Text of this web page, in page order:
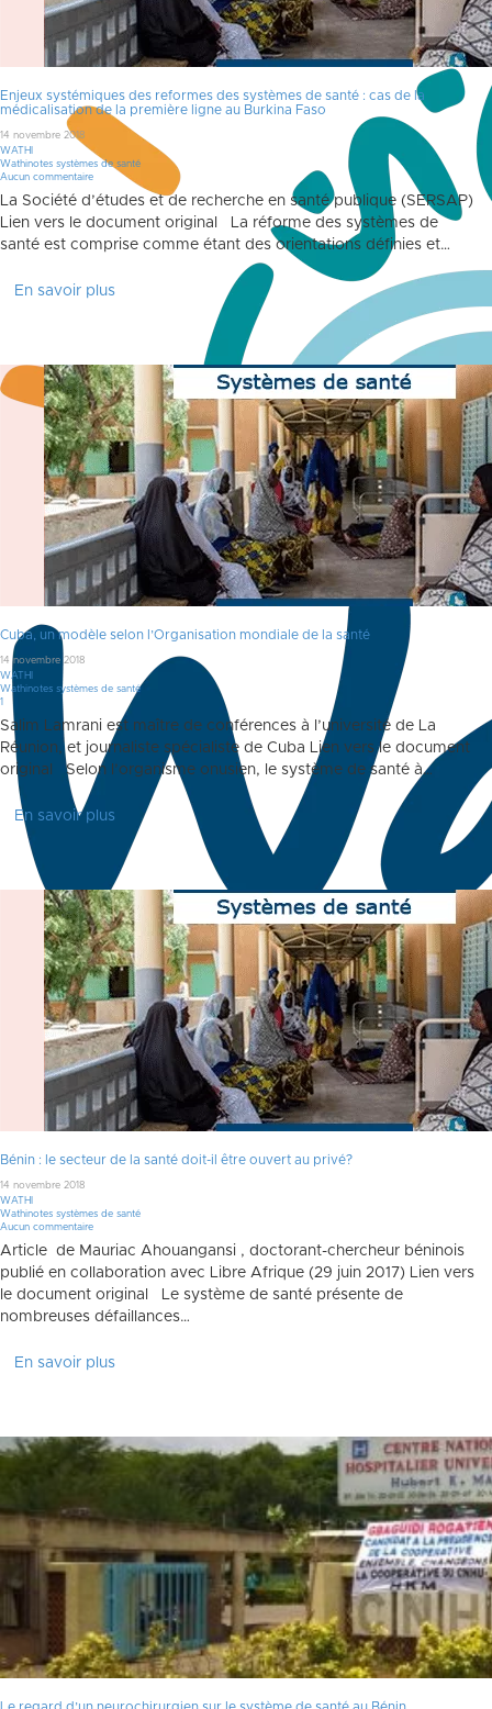
Enjeux systémiques des reformes des systèmes de santé : cas de la
médicalisation de la première ligne au Burkina Faso
14 novembre 2018
WATHI
Wathinotes systèmes de santé
Aucun commentaire
La Société d’études et de recherche en santé publique (SERSAP)
Lien vers le document original La réforme des systèmes de
santé est comprise comme étant des orientations définies et…
En savoir plus
Cuba, un modèle selon l’Organisation mondiale de la santé
14 novembre 2018
WATHI
Wathinotes systèmes de santé
1
Commentaire
Salim Lamrani est maître de conférences à l’université de La
Réunion, et journaliste spécialiste de Cuba Lien vers le document
original Selon l’organisme onusien, le système de santé à…
En savoir plus
Bénin : le secteur de la santé doit-il être ouvert au privé?
14 novembre 2018
WATHI
Wathinotes systèmes de santé
Aucun commentaire
Article de Mauriac Ahouangansi , doctorant-chercheur béninois
publié en collaboration avec Libre Afrique (29 juin 2017) Lien vers
le document original Le système de santé présente de
nombreuses défaillances…
En savoir plus